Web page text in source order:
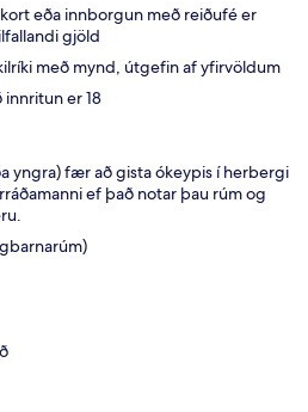
eða innborgun með reiðufé er
gjöld
með mynd, útgefin af yfirvöldum
innritun er 18
yngra) fær að gista ókeypis í herbergi
ef það notar þau rúm og